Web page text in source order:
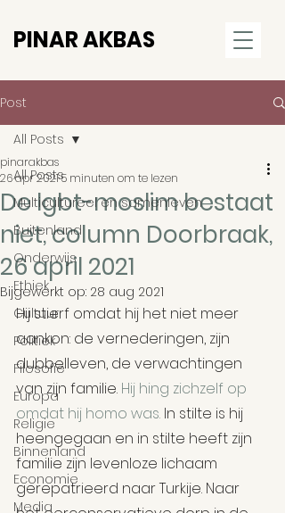
PINAR AKBAS
Post
All Posts
Multicultureel en samenleven
Buitenland
Onderwijs
Ethiek
Cultuur
Politiek
Filosofie
Europa
Religie
Binnenland
Economie
Media
All Posts
De lgbt-moslim bestaat
niet, column Doorbraak,
26 april 2021
pinarakbas
26 apr 20215 minuten om te lezen
Bijgewerkt op: 28 aug 2021
Hij stierf omdat hij het niet meer
aankon: de vernederingen, zijn
dubbelleven, de verwachtingen
van zijn familie. Hij hing zichzelf op
omdat hij homo was. In stilte is hij
heengegaan en in stilte heeft zijn
familie zijn levenloze lichaam
gerepatrieerd naar Turkije. Naar